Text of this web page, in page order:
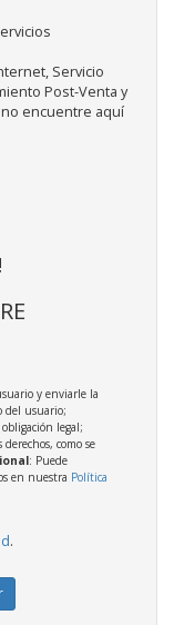
Servicio
Post-Venta y
encuentre aquí
y enviarle la
del usuario;
legal;
como se
: Puede
en nuestra Política
.